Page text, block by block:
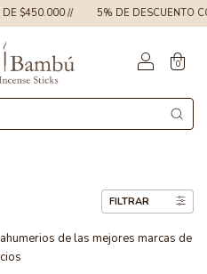
$450.000 // 5% DE DESCUENTO
0
FILTRAR
de las mejores marcas de